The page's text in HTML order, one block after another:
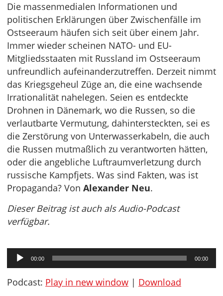
Die massenmedialen Informationen und
politischen Erklärungen über Zwischenfälle im
Ostseeraum häufen sich seit über einem Jahr.
Immer wieder scheinen NATO- und EU-
Mitgliedsstaaten mit Russland im Ostseeraum
unfreundlich aufeinanderzutreffen. Derzeit nimmt
das Kriegsgeheul Züge an, die eine wachsende
Irrationalität nahelegen. Seien es entdeckte
Drohnen in Dänemark, wo die Russen, so die
verlautbarte Vermutung, dahintersteckten, sei es
die Zerstörung von Unterwasserkabeln, die auch
die Russen mutmaßlich zu verantworten hätten,
oder die angebliche Luftraumverletzung durch
russische Kampfjets. Was sind Fakten, was ist
Propaganda? Von Alexander Neu.
Dieser Beitrag ist auch als Audio-Podcast
verfügbar.
Audio-
Player
00:00 00:00
Podcast: Play in new window | Download